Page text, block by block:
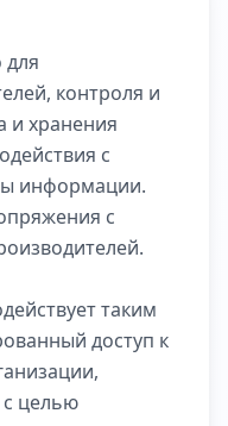
для
контроля и
и хранения
с
информации.
с
таким
доступ к
с целью